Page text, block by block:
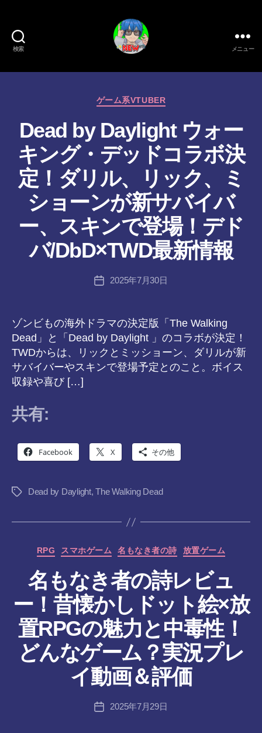
検索
ゲ
ー
ム/
ガ
ジ
ェ
ッ
ト
VTuber
さ
む
ん
メニュー
カ
ゴ
リ
ー
ゲーム系VTUBER
Dead by Daylight ウォー
キング・デッドコラボ決
定！ダリル、リック、ミ
ショーンが新サバイバ
ー、スキンで登場！デド
バ/DbD×TWD最新情報
投
稿
作
成
者
:
a
8-
投
2025年7月30日
ゾンビもの海外ドラマの決定版「The Walking
Dead」と「Dead by Daylight 」のコラボが決定！
TWDからは、リックとミッショーン、ダリルが新
サバイバーやスキンで登場予定とのこと。ボイス
収録や喜び […]
共有:
Facebook X その他
タ
Dead by Daylight,The Walking Dead
カ
ゴ
リ
RPG スマホゲーム 名もなき者の詩 放置ゲーム
名もなき者の詩レビュ
ー！昔懐かしドット絵×放
置RPGの魅力と中毒性！
どんなゲーム？実況プレ
イ動画＆評価
投
稿
作
成
者
:
a
投
2025年7月29日